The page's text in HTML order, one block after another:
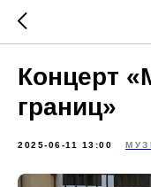
Концерт
границ»
2025-06-11 13:00